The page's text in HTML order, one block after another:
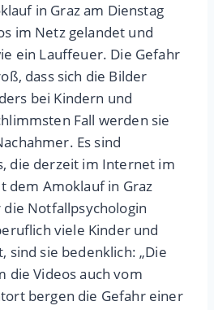
in Graz am Dienstag
im Netz gelandet und
ein Lauffeuer. Die Gefahr
dass sich die Bilder
bei Kindern und
Fall werden sie
Es sind
die derzeit im Internet im
dem Amoklauf in Graz
Notfallpsychologin
viele Kinder und
sind sie bedenklich: „Die
die Videos auch vom
bergen die Gefahr einer